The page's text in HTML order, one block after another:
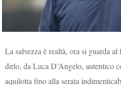
La salvezza è realtà, ora si guarda
dirlo, da Luca D’Angelo, autentico
aquilotta fino alla serata